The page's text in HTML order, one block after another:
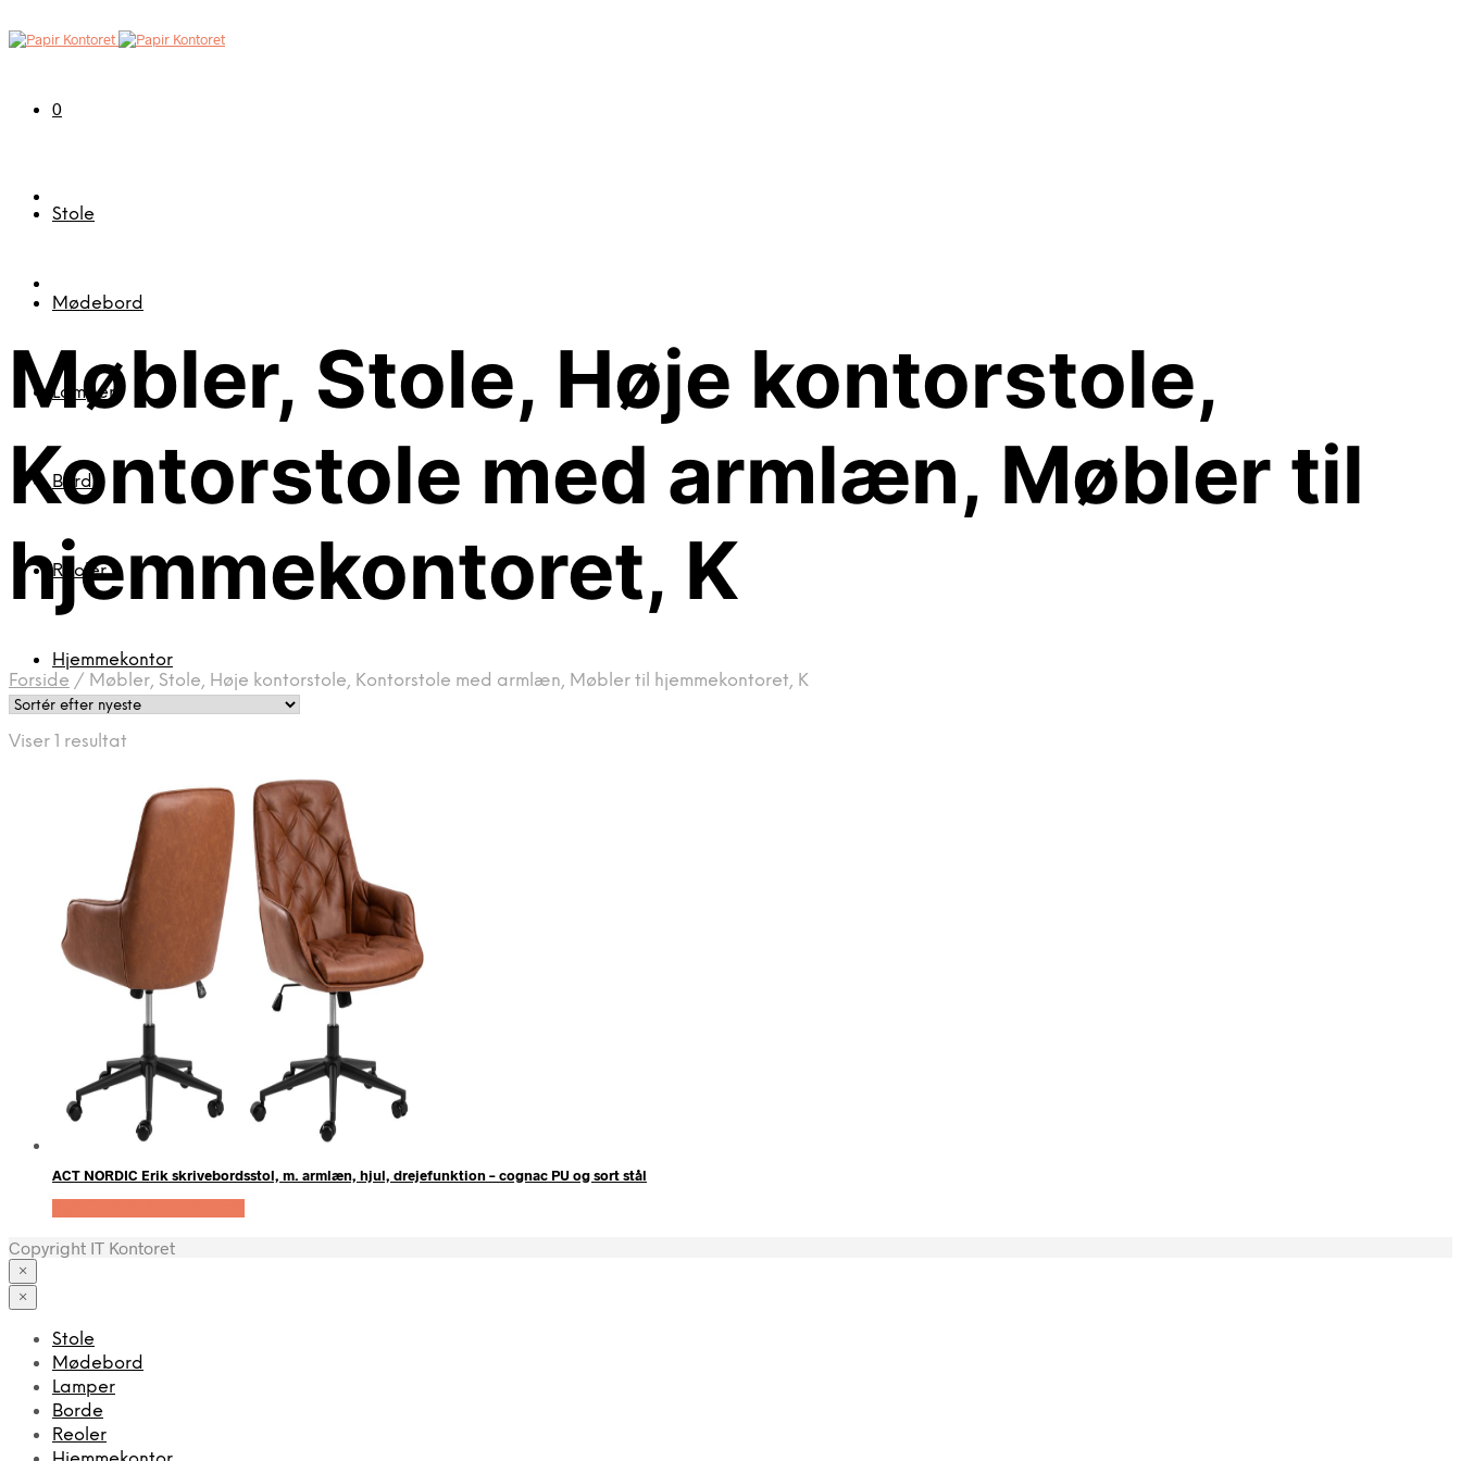
0
Stole
Mødebord
Lamper
Borde
Reoler
Hjemmekontor
Møbler, Stole, Høje kontorstole,
Kontorstole med armlæn, Møbler til
hjemmekontoret, K
Forside / Møbler, Stole, Høje kontorstole, Kontorstole med armlæn, Møbler til hjemmekontoret, K
Viser 1 resultat
ACT NORDIC Erik skrivebordsstol, m. armlæn, hjul, drejefunktion – cognac PU og sort stål
Copyright IT Kontoret
×
×
Stole
Mødebord
Lamper
Borde
Reoler